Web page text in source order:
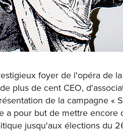
foyer de l'opéra de
plus de cent CEO,
de la campagne «
a pour but de mettre encore
jusqu'aux élections du